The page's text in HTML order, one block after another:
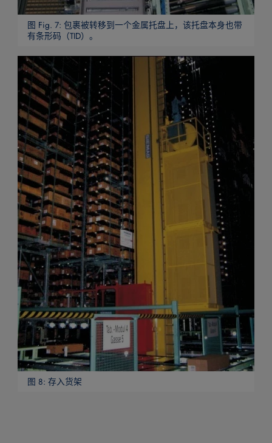
图 Fig. 7: 包裹被转移到一个金属托盘上，该托盘本身也带
有条形码（TID）。
图 8: 存入货架